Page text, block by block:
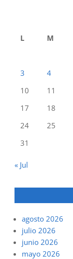
L
M
3
4
10
11
17
18
24
25
31
« Jul
agosto 2026
julio 2026
junio 2026
mayo 2026